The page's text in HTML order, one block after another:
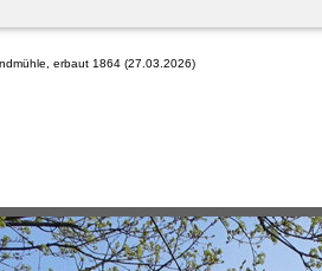
erbaut 1864 (27.03.2026)